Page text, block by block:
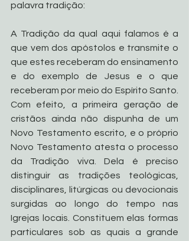
palavra tradição:
A Tradição da qual aqui falamos é a
que vem dos apóstolos e transmite o
que estes receberam do ensinamento
e do exemplo de Jesus e o que
receberam por meio do Espírito Santo.
Com efeito, a primeira geração de
cristãos ainda não dispunha de um
Novo Testamento escrito, e o próprio
Novo Testamento atesta o processo
da Tradição viva. Dela é preciso
distinguir as tradições teológicas,
disciplinares, litúrgicas ou devocionais
surgidas ao longo do tempo nas
Igrejas locais. Constituem elas formas
particulares sob as quais a grande